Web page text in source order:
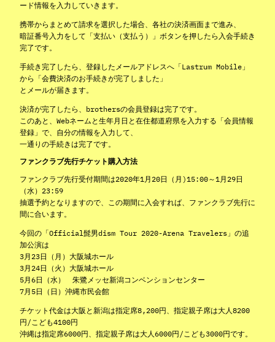
ード情報を入力していきます。
携帯からまとめて請求を選択した場合、各社の決済画面まで進み、
暗証番号入力をして「支払い（支払う）」ボタンを押したら入会手続き
完了です。
手続き完了したら、登録したメールアドレスへ「Lastrum Mobile」
から「会費決済のお手続きが完了しました」
とメールが届きます。
決済が完了したら、brothersの会員登録は完了です。
このあと、Webネームと生年月日と在住都道府県を入力する「会員情報
登録」で、自分の情報を入力して、
一通りの手続きは完了です。
ファンクラブ先行チケット購入方法
ファンクラブ先行受付期間は2020年1月20日（月)15:00～1月29日
（水）23:59
抽選予約となりますので、この期間に入会すれば、ファンクラブ先行に
間に合います。
今回の「Official髭男dism Tour 2020-Arena Travelers」の追
加公演は
3月23日（月）大阪城ホール
3月24日（火）大阪城ホール
5月6日（水） 朱鷺メッセ新潟コンベンションセンター
7月5日（日）沖縄市民会館
チケット代金は大阪と新潟は指定席8,200円、指定親子席は大人8200
円/こども4100円
沖縄は指定席6000円、指定親子席は大人6000円/こども3000円です。